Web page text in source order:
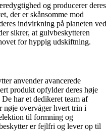
og producerer deres
der er skånsomme mod
indvirkning på planeten ved
sikrer, at gulvbeskytteren
for hyppig udskiftning.
anvender avancerede
produkt opfylder deres høje
har et dedikeret team af
nøje overvåger hvert trin i
til formning og
er fejlfri og lever op til